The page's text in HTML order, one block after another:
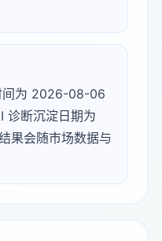
间为 2026-08-06
诊断沉淀日期为
果会随市场数据与